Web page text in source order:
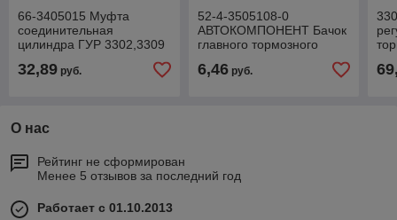
66-3405015 Муфта
соединительная
цилиндра ГУР 3302,3309
32,89 руб.
52-4-3505108-0
АВТОКОМПОНЕНТ Бачок
главного тормозного
Г-3302,3307,3309,33104
6,46руб.
О нас
Рейтинг не сформирован
Менее 5 отзывов за последний год
Работает с 01.10.2013